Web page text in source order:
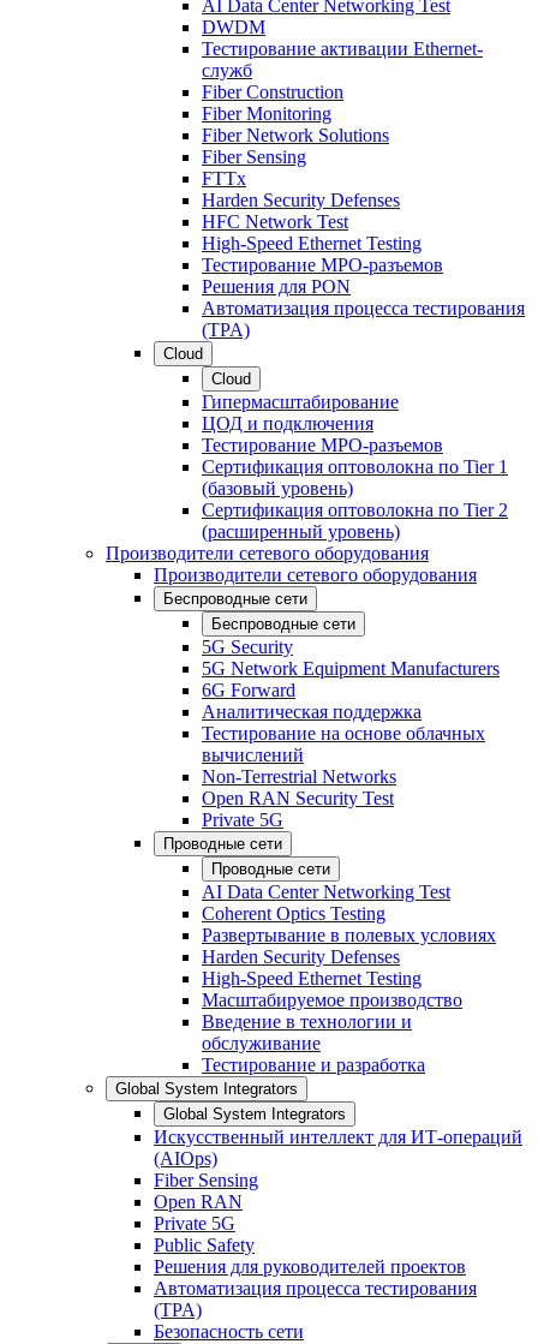
AI Data Center Networking Test
DWDM
Тестирование активации Ethernet-
служб
Fiber Construction
Fiber Monitoring
Fiber Network Solutions
Fiber Sensing
FTTx
Harden Security Defenses
HFC Network Test
High-Speed Ethernet Testing
Тестирование МРО-разъемов
Решения для PON
Автоматизация процесса тестирования
(TPA)
Cloud
Cloud
Гипермасштабирование
ЦОД и подключения
Тестирование МРО-разъемов
Сертификация оптоволокна по Tier 1
(базовый уровень)
Сертификация оптоволокна по Tier 2
(расширенный уровень)
Производители сетевого оборудования
Производители сетевого оборудования
Беспроводные сети
Беспроводные сети
5G Security
5G Network Equipment Manufacturers
6G Forward
Аналитическая поддержка
Тестирование на основе облачных
вычислений
Non-Terrestrial Networks
Open RAN Security Test
Private 5G
Проводные сети
Проводные сети
AI Data Center Networking Test
Coherent Optics Testing
Развертывание в полевых условиях
Harden Security Defenses
High-Speed Ethernet Testing
Масштабируемое производство
Введение в технологии и
обслуживание
Тестирование и разработка
Global System Integrators
Global System Integrators
Искусственный интеллект для ИТ-операций
(AIOps)
Fiber Sensing
Open RAN
Private 5G
Public Safety
Решения для руководителей проектов
Автоматизация процесса тестирования
(TPA)
Безопасность сети